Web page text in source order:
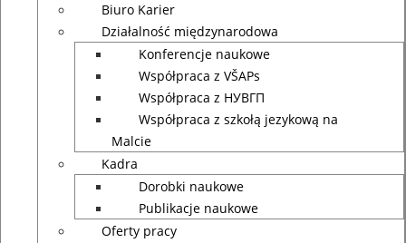
Biuro Karier
Działalność międzynarodowa
Konferencje naukowe
Współpraca z VŠAPs
Współpraca z НУВГП
Współpraca z szkołą jezykową na
Malcie
Kadra
Dorobki naukowe
Publikacje naukowe
Oferty pracy